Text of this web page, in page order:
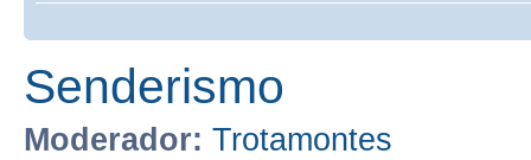
Senderismo
Moderador: Trotamontes